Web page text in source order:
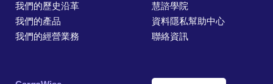
我們的歷史沿革
我們的產品
我們的經營業務
慧諮學院
資料隱私幫助中心
聯絡資訊